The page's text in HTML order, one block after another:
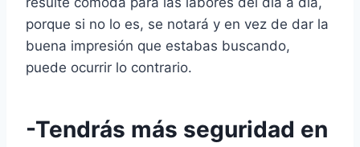
porque si no lo es, se notará y en vez de dar la
buena impresión que estabas buscando,
puede ocurrir lo contrario.
-Tendrás más seguridad en